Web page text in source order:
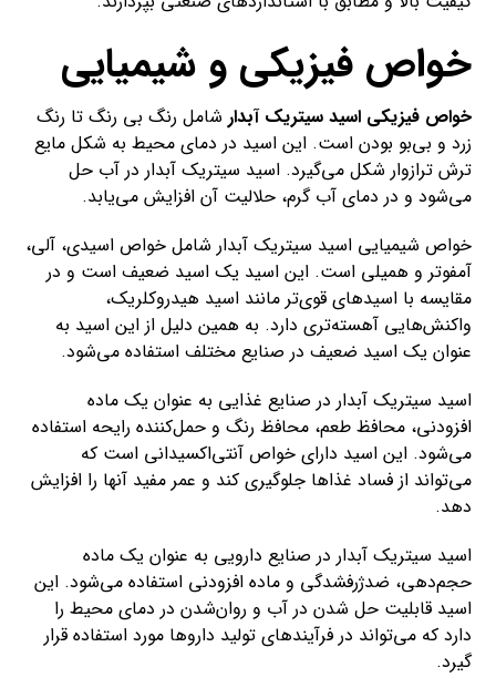
خواص فیزیکی و شیمیایی
خواص فیزیکی اسید سیتریک آبدار شامل رنگ بی رنگ تا رنگ
زرد و بی‌بو بودن است. این اسید در دمای محیط به شکل مایع
ترش ترازوار شکل می‌گیرد. اسید سیتریک آبدار در آب حل
می‌شود و در دمای آب گرم، حلالیت آن افزایش می‌یابد.
خواص شیمیایی اسید سیتریک آبدار شامل خواص اسیدی، آلی،
آمفوتر و همیلی است. این اسید یک اسید ضعیف است و در
مقایسه با اسید‌های قوی‌تر مانند اسید هیدروکلریک،
واکنش‌هایی آهسته‌تری دارد. به همین دلیل از این اسید به
عنوان یک اسید ضعیف در صنایع مختلف استفاده می‌شود.
اسید سیتریک آبدار در صنایع غذایی به عنوان یک ماده
افزودنی، محافظ طعم، محافظ رنگ و حمل‌کننده رایحه استفاده
می‌شود. این اسید دارای خواص آنتی‌اکسیدانی است که
می‌تواند از فساد غذاها جلوگیری کند و عمر مفید آنها را افزایش
دهد.
اسید سیتریک آبدار در صنایع دارویی به عنوان یک ماده
حجم‌دهی، ضدژرفشدگی و ماده افزودنی استفاده می‌شود. این
اسید قابلیت حل شدن در آب و روان‌شدن در دمای محیط را
دارد که می‌تواند در فرآیندهای تولید داروها مورد استفاده قرار
گیرد.